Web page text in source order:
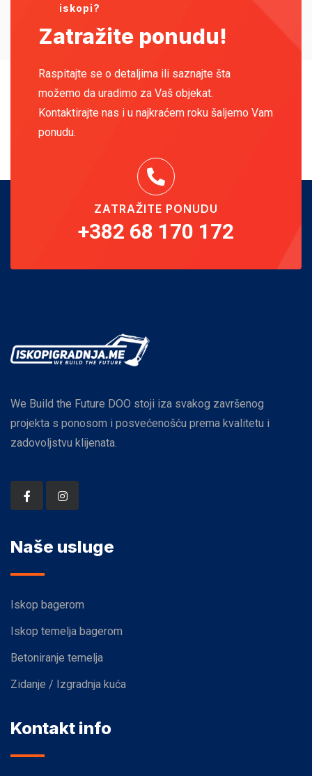
iskopi?
Zatražite ponudu!
Raspitajte se o detaljima ili saznajte šta
možemo da uradimo za Vaš objekat.
Kontaktirajte nas i u najkraćem roku šaljemo Vam
ponudu.
ZATRAŽITE PONUDU
+382 68 170 172
We Build the Future DOO stoji iza svakog završenog
projekta s ponosom i posvećenošću prema kvalitetu i
zadovoljstvu klijenata.
Naše usluge
Iskop bagerom
Iskop temelja bagerom
Betoniranje temelja
Zidanje / Izgradnja kuća
Kontakt info